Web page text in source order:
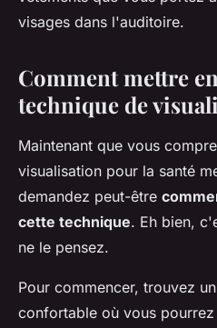
visages dans l'auditoire.
Comment mettre
technique de
Maintenant que vous
visualisation pour la santé
demandez peut-être
cette technique. Eh bien,
ne le pensez.
Pour commencer, trouvez
confortable où vous